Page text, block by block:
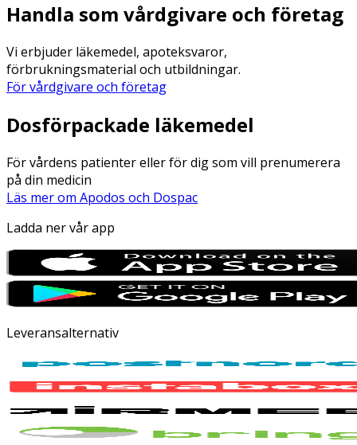
Handla som vårdgivare och företag
Vi erbjuder läkemedel, apoteksvaror,
förbrukningsmaterial och utbildningar.
För vårdgivare och företag
Dosförpackade läkemedel
För vårdens patienter eller för dig som vill prenumerera
på din medicin
Läs mer om Apodos och Dospac
Ladda ner vår app
Leveransalternativ